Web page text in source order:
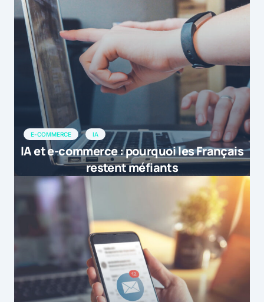
E-COMMERCE IA
IA et e-commerce : pourquoi les Français
restent méfiants